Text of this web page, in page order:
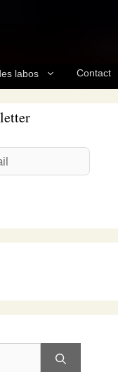
labos Contact